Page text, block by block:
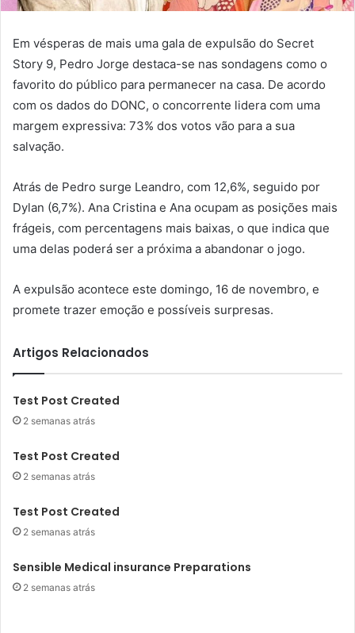
Em vésperas de mais uma gala de expulsão do Secret
Story 9, Pedro Jorge destaca-se nas sondagens como o
favorito do público para permanecer na casa. De acordo
com os dados do DONC, o concorrente lidera com uma
margem expressiva: 73% dos votos vão para a sua
salvação.
Atrás de Pedro surge Leandro, com 12,6%, seguido por
Dylan (6,7%). Ana Cristina e Ana ocupam as posições mais
frágeis, com percentagens mais baixas, o que indica que
uma delas poderá ser a próxima a abandonar o jogo.
A expulsão acontece este domingo, 16 de novembro, e
promete trazer emoção e possíveis surpresas.
Artigos Relacionados
Test Post Created
2 semanas atrás
Test Post Created
2 semanas atrás
Test Post Created
2 semanas atrás
Sensible Medical insurance Preparations
2 semanas atrás